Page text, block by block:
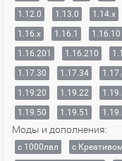
1.12.0
1.13.0 1.14.x
1.16.x
1.16.1 1.16.10
1.16.201
1.16.210
1.17.30
1.17.34
1.19.20
1.19.22
1.19.50
1.19.51
Моды и дополнения:
с 1000лвл c Креативом